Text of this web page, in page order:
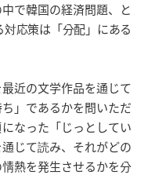
で韓国の経済問題、と
応策は「分配」にある
近の文学作品を通じて
」であるかを問いただ
なった「じっとしてい
じて読み、それがどの
熱を発生させるかを分